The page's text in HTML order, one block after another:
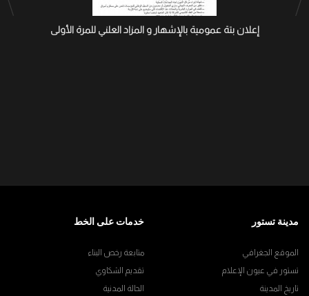
إعلان بتة عمومية بالإشهار و المزاد العلني للمرة الأولى
مدينة تستور
الموقع الجغرافي
تستور في عيون الإعلام
تاريخ المدينة
خدمات على الخط
متابعة رخص البناء
تقديم الشكاوي
الحالة المدنية